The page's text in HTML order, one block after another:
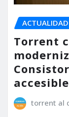
ACTUALIDAD
Torrent
torrent al